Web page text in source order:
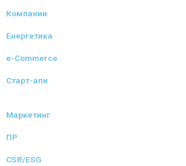
Компании
Енергетика
e-Commerce
Старт-апи
Маркетинг
ПР
CSR/ESG